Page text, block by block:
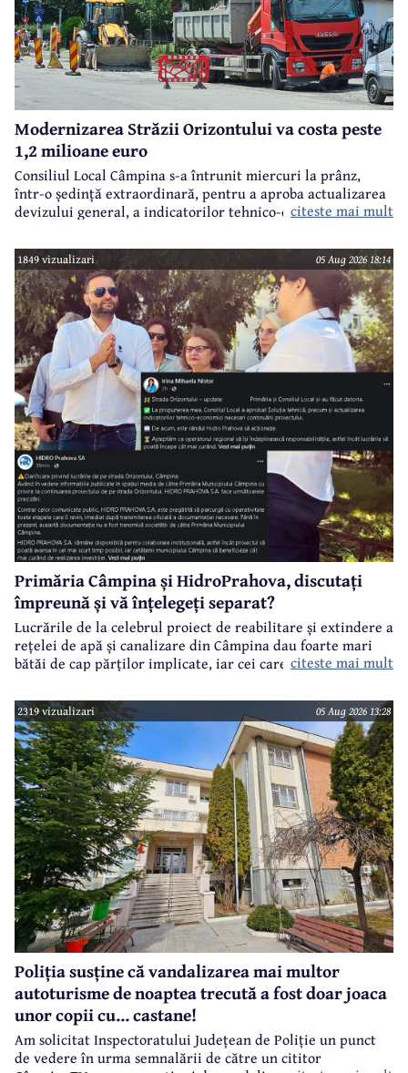
Modernizarea Străzii Orizontului va costa peste
1,2 milioane euro
Consiliul Local Câmpina s-a întrunit miercuri la prânz,
într-o ședință extraordinară, pentru a aproba actualizarea
devizului general, a indicatorilor tehnico-economici și a
realizarea modernizării Străzii Orizontului, obiectiv
finanțat prin Programul Național de Investiții ”Anghel
Saligny”.
citeste mai mult
1849 vizualizari 05 Aug 2026 18:14
Primăria Câmpina și HidroPrahova, discutați
împreună și vă înțelegeți separat?
Lucrările de la celebrul proiect de reabilitare și extindere a
rețelei de apă și canalizare din Câmpina dau foarte mari
bătăi de cap părților implicate, iar cei care suferă sunt
Orizontului.
citeste mai mult
2319 vizualizari 05 Aug 2026 13:28
Poliția susține că vandalizarea mai multor
autoturisme de noaptea trecută a fost doar joaca
unor copii cu... castane!
Am solicitat Inspectoratului Județean de Poliție un punct
de vedere în urma semnalării de către un cititor